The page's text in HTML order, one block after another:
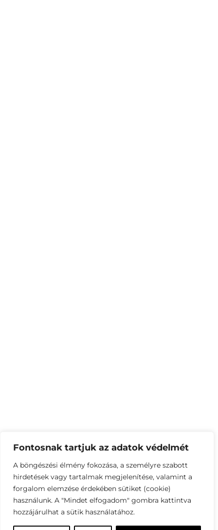
Fontosnak tartjuk az adatok védelmét
A böngészési élmény fokozása, a személyre szabott
hirdetések vagy tartalmak megjelenítése, valamint a
forgalom elemzése érdekében sütiket (cookie)
használunk. A "Mindet elfogadom" gombra kattintva
hozzájárulhat a sütik használatához.